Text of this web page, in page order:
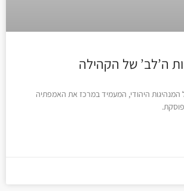
ה’לב’ של הקהילה
היהודי, המעמיד במרכז את האמפתיה